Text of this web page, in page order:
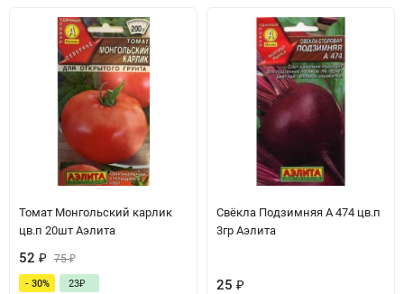
Томат Монгольский карлик
цв.п 20шт Аэлита
52 ₽ 75₽
- 30% 23₽
Свёкла Подзимняя А 474 цв.п
3гр Аэлита
25 ₽